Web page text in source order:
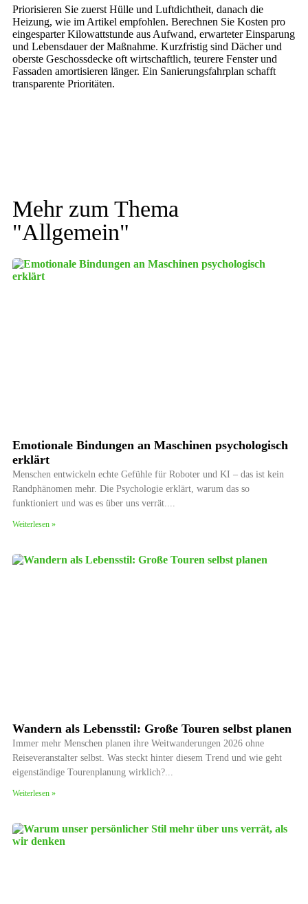
Priorisieren Sie zuerst Hülle und Luftdichtheit, danach die
Heizung, wie im Artikel empfohlen. Berechnen Sie Kosten pro
eingesparter Kilowattstunde aus Aufwand, erwarteter Einsparung
und Lebensdauer der Maßnahme. Kurzfristig sind Dächer und
oberste Geschossdecke oft wirtschaftlich, teurere Fenster und
Fassaden amortisieren länger. Ein Sanierungsfahrplan schafft
transparente Prioritäten.
Mehr zum Thema
"Allgemein"
Emotionale Bindungen an Maschinen psychologisch
erklärt
Menschen entwickeln echte Gefühle für Roboter und KI – das ist kein
Randphänomen mehr. Die Psychologie erklärt, warum das so
funktioniert und was es über uns verrät.
Weiterlesen »
Wandern als Lebensstil: Große Touren selbst planen
Immer mehr Menschen planen ihre Weitwanderungen 2026 ohne
Reiseveranstalter selbst. Was steckt hinter diesem Trend und wie geht
eigenständige Tourenplanung wirklich?
Weiterlesen »